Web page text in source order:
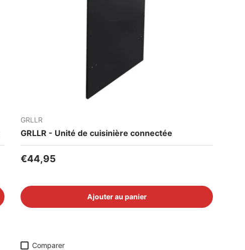
GRLLR
GRLLR - Unité de cuisinière connectée
Prix habituel
€44,95
Ajouter au panier
Comparer